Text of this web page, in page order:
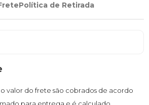
de Retirada
valor do frete são cobrados de acordo